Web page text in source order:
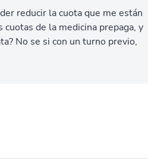
reducir la cuota que me están
de la medicina prepaga, y
No se si con un turno previo,